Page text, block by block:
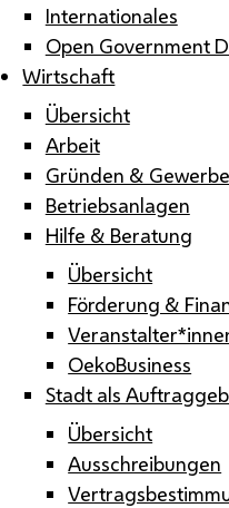
Internationales
Open Government
Wirtschaft
Übersicht
Arbeit
Gründen & Gewerbe
Betriebsanlagen
Hilfe & Beratung
Übersicht
Förderung &
OekoBusiness
Stadt als
Übersicht
Ausschreibungen